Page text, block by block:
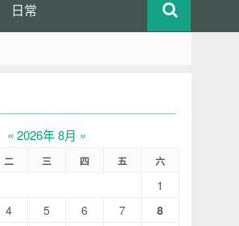
日常
« 2026年 8月 »
二 三 四 五 六
1
4 5 6 7
8